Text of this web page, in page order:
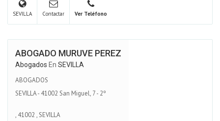
SEVILLA Contactar Ver Teléfono
ABOGADO MURUVE PEREZ
Abogados En SEVILLA
ABOGADOS
SEVILLA - 41002 San Miguel, 7 - 2º
, 41002 ,SEVILLA